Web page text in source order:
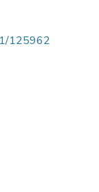
125962